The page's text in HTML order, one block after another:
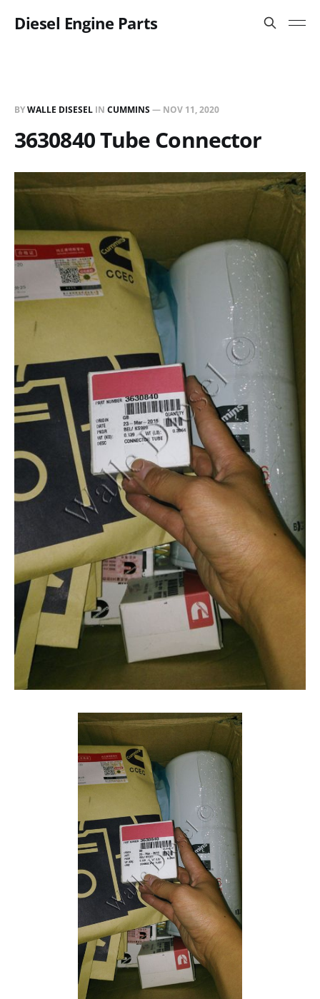
Diesel Engine Parts
BYWALLE DISESEL IN CUMMINS— NOV 11, 2020
3630840 Tube Connector